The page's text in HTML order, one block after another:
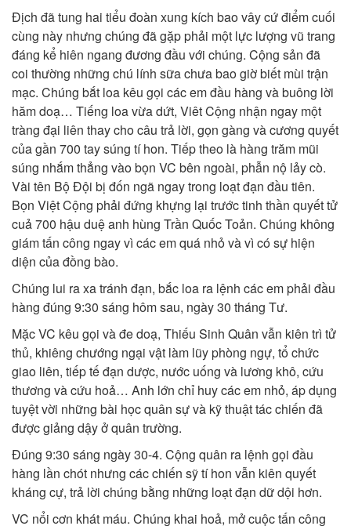
Địch đã tung hai tiểu đoàn xung kích bao vây cứ điểm cuối
cùng này nhưng chúng đã gặp phải một lực lượng vũ trang
đáng kể hiên ngang đương đầu với chúng. Cộng sản đã
coi thường những chú lính sữa chưa bao giờ biết mùi trận
mạc. Chúng bắt loa kêu gọi các em đầu hàng và buông lời
hăm doạ… Tiếng loa vừa dứt, Viêt Cộng nhận ngay một
tràng đại liên thay cho câu trả lời, gọn gàng và cương quyết
của gần 700 tay súng tí hon. Tiếp theo là hàng trăm mũi
súng nhắm thẳng vào bọn VC bên ngoài, phẫn nộ lảy cò.
Vài tên Bộ Đội bị đốn ngã ngay trong loạt đạn đầu tiên.
Bọn Việt Cộng phải đứng khựng lại trước tinh thần quyết tử
cuả 700 hậu duệ anh hùng Trần Quốc Toản. Chúng không
giám tấn công ngay vì các em quá nhỏ và vì có sự hiện
diện của đồng bào.
Chúng lui ra xa tránh đạn, bắc loa ra lệnh các em phải đầu
hàng đúng 9:30 sáng hôm sau, ngày 30 tháng Tư.
Mặc VC kêu gọi và đe doạ, Thiếu Sinh Quân vẫn kiên trì tử
thủ, khiêng chướng ngại vật làm lũy phòng ngự, tổ chức
giao liên, tiếp tế đạn dược, nước uống và lương khô, cứu
thương và cứu hoả… Anh lớn chỉ huy các em nhỏ, áp dụng
tuyệt vời những bài học quân sự và kỹ thuật tác chiến đã
được giảng dậy ở quân trường.
Đúng 9:30 sáng ngày 30-4. Cộng quân ra lệnh gọi đầu
hàng lần chót nhưng các chiến sỹ tí hon vẫn kiên quyết
kháng cự, trả lời chúng bằng những loạt đạn dữ dội hơn.
VC nổi cơn khát máu. Chúng khai hoả, mở cuộc tấn công